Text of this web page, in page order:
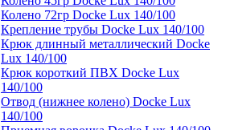
Колено 72гр Docke Lux 140/100
Крепление трубы Docke Lux 140/100
Крюк длинный металлический Docke
Lux 140/100
Крюк короткий ПВХ Docke Lux
140/100
Отвод (нижнее колено) Docke Lux
140/100